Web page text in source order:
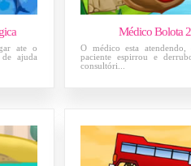
ate o
ajuda
Médico Bolota 2
O médico esta atendendo,
paciente espirrou e
consultóri...